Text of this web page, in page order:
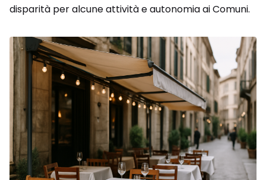
disparità per alcune attività e autonomia ai Comuni.